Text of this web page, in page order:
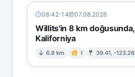
08:42:14 07.08.2026
Willits'in 8 km doğusunda,
Kaliforniya
6.8 km I 39.41, -123.26